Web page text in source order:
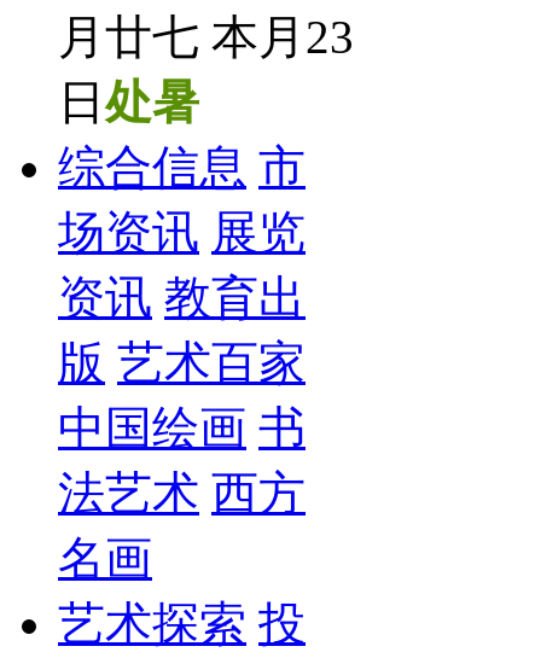
月廿七 本月23
日处暑
综合信息 市
场资讯 展览
资讯 教育出
版 艺术百家
中国绘画 书
法艺术 西方
名画
艺术探索 投